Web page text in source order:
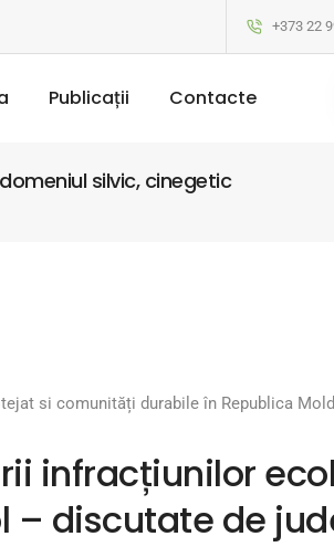
+373 22
Publicații Contacte
silvic, cinegetic
si comunități durabile în Republica
infracțiunilor
discutate de